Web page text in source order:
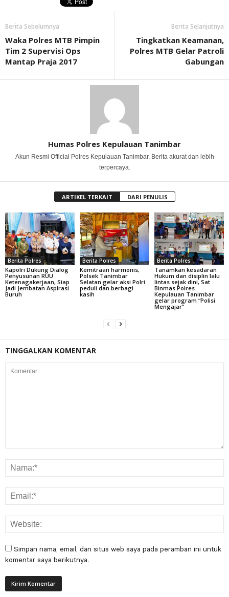
Berita Sebelumnya
Waka Polres MTB Pimpin
Tim 2 Supervisi Ops
Mantap Praja 2017
Berita Selanjutnya
Tingkatkan Keamanan,
Polres MTB Gelar Patroli
Gabungan
Humas Polres Kepulauan Tanimbar
Akun Resmi Official Polres Kepulauan Tanimbar. Berita akurat dan lebih
terpercaya.
ARTIKEL TERKAIT DARI PENULIS
Berita Polres
Kapolri Dukung Dialog
Penyusunan RUU
Ketenagakerjaan, Siap
Jadi Jembatan Aspirasi
Buruh
Berita Polres
Kemitraan harmonis,
Polsek Tanimbar
Selatan gelar aksi Polri
peduli dan berbagi
kasih
Berita Polres
Tanamkan kesadaran
Hukum dan disiplin lalu
lintas sejak dini, Sat
Binmas Polres
Kepulauan Tanimbar
gelar program “Polisi
Mengajar”
TINGGALKAN KOMENTAR
Simpan nama, email, dan situs web saya pada peramban ini untuk
komentar saya berikutnya.